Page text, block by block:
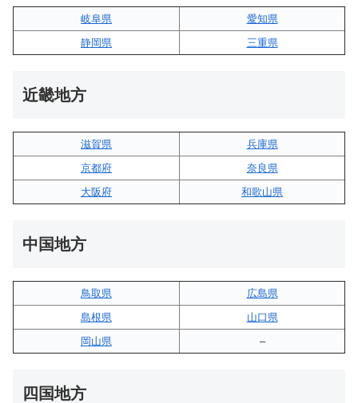
岐阜県
愛知県
静岡県
三重県
近畿地方
滋賀県
兵庫県
京都府
奈良県
大阪府
和歌山県
中国地方
鳥取県
広島県
島根県
山口県
岡山県
–
四国地方